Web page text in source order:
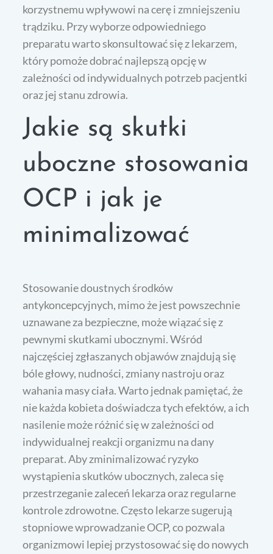
korzystnemu wpływowi na cerę i zmniejszeniu
trądziku. Przy wyborze odpowiedniego
preparatu warto skonsultować się z lekarzem,
który pomoże dobrać najlepszą opcję w
zależności od indywidualnych potrzeb pacjentki
oraz jej stanu zdrowia.
Jakie są skutki
uboczne stosowania
OCP i jak je
minimalizować
Stosowanie doustnych środków
antykoncepcyjnych, mimo że jest powszechnie
uznawane za bezpieczne, może wiązać się z
pewnymi skutkami ubocznymi. Wśród
najczęściej zgłaszanych objawów znajdują się
bóle głowy, nudności, zmiany nastroju oraz
wahania masy ciała. Warto jednak pamiętać, że
nie każda kobieta doświadcza tych efektów, a ich
nasilenie może różnić się w zależności od
indywidualnej reakcji organizmu na dany
preparat. Aby zminimalizować ryzyko
wystąpienia skutków ubocznych, zaleca się
przestrzeganie zaleceń lekarza oraz regularne
kontrole zdrowotne. Często lekarze sugerują
stopniowe wprowadzanie OCP, co pozwala
organizmowi lepiej przystosować się do nowych